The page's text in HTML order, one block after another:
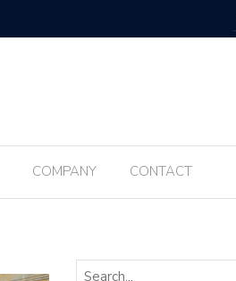
ពិធីបុណ្យ Tanabata ប្រចាំឆ្នាំ ២០២៥ ត្រូ
COMPANY CONTACT